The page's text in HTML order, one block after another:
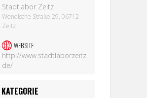
Stadtlabor Zeitz
Wendische Straße 29, 06712
Zeitz
WEBSITE
http://www.stadtlaborzeitz.
de/
KATEGORIE